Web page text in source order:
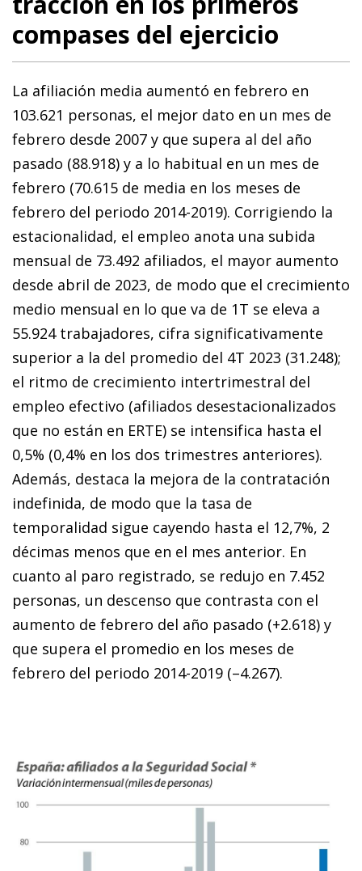
compases del ejercicio
La afiliación media aumentó en febrero en
103.621 personas, el mejor dato en un mes de
febrero desde 2007 y que supera al del año
pasado (88.918) y a lo habitual en un mes de
febrero (70.615 de media en los meses de
febrero del periodo 2014-2019). Corrigiendo la
estacionalidad, el empleo anota una subida
mensual de 73.492 afiliados, el mayor aumento
desde abril de 2023, de modo que el crecimiento
medio mensual en lo que va de 1T se eleva a
55.924 trabajadores, cifra significativamente
superior a la del promedio del 4T 2023 (31.248);
el ritmo de crecimiento intertrimestral del
empleo efectivo (afiliados desestacionalizados
que no están en ERTE) se intensifica hasta el
0,5% (0,4% en los dos trimestres anteriores).
Además, destaca la mejora de la contratación
indefinida, de modo que la tasa de
temporalidad sigue cayendo hasta el 12,7%, 2
décimas menos que en el mes anterior. En
cuanto al paro registrado, se redujo en 7.452
personas, un descenso que contrasta con el
aumento de febrero del año pasado (+2.618) y
que supera el promedio en los meses de
febrero del periodo 2014-2019 (–4.267).